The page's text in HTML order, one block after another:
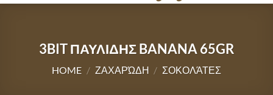
3BIT ΠΑΥΛΙΔΗΣ BANANA 65GR
HOME / ΖΑΧΑΡΏΔΗ / ΣΟΚΟΛΆΤΕΣ